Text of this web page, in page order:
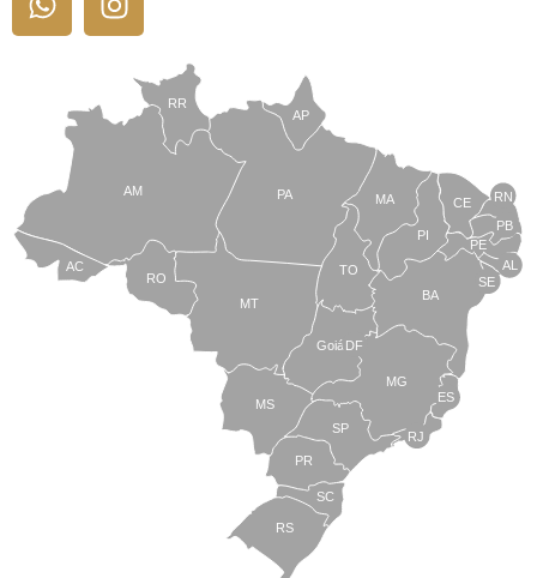
TO
BA
SE
PE
AL
RN
CE
PI
MA
AP
PA
RR
AM
AC
RO
MT
MS
Goiás
PR
SC
RS
SP
MG
RJ
ES
DF
PB